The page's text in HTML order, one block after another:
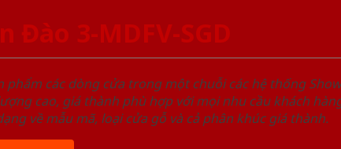
Đào 3-MDFV-SGD
các dòng cửa trong một chuỗi các hệ thống
cao, giá thành phù hợp với mọi nhu cầu khách
về mẫu mã, loại cửa gỗ và cả phân khúc giá thành.